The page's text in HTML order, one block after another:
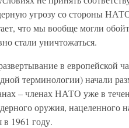
угрозу со стороны
что мы вообще могли
стали уничтожаться.
в европейской
терминологии) начали
– членах НАТО уже в
оружия, нацеленного
1961 году.